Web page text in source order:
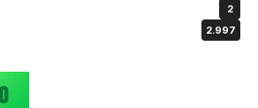
2
2.997